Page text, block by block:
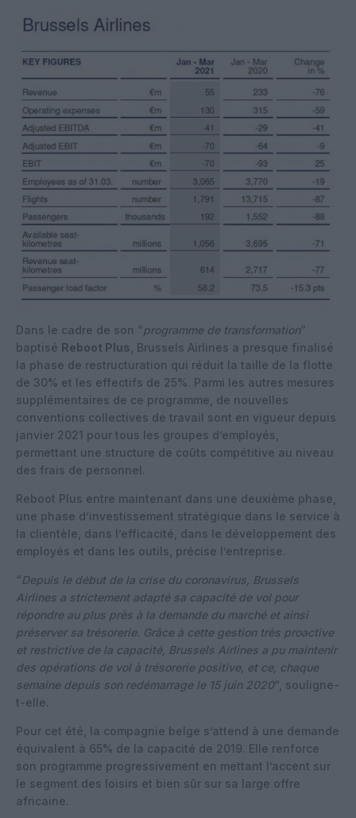
Dans le cadre de son “programme de transformation”
baptisé Reboot Plus , Brussels Airlines a presque finalisé
la phase de restructuration qui réduit la taille de la flotte
de 30% et les effectifs de 25%. Parmi les autres mesures
supplémentaires de ce programme, de nouvelles
conventions collectives de travail sont en vigueur depuis
janvier 2021 pour tous les groupes d’employés,
permettant une structure de coûts compétitive au niveau
des frais de personnel.
Reboot Plus entre maintenant dans une deuxième phase,
une phase d’investissement stratégique dans le service à
la clientèle, dans l’efficacité, dans le développement des
employés et dans les outils, précise l’entreprise.
“Depuis le début de la crise du coronavirus, Brussels
Airlines a strictement adapté sa capacité de vol pour
répondre au plus près à la demande du marché et ainsi
préserver sa trésorerie. Grâce à cette gestion très proactive
et restrictive de la capacité, Brussels Airlines a pu maintenir
des opérations de vol à trésorerie positive, et ce, chaque
semaine depuis son redémarrage le 15 juin 2020“, souligne-
t-elle.
Pour cet été, la compagnie belge s’attend à une demande
équivalent à 65% de la capacité de 2019. Elle renforce
son programme progressivement en mettant l’accent sur
le segment des loisirs et bien sûr sur sa large offre
africaine.